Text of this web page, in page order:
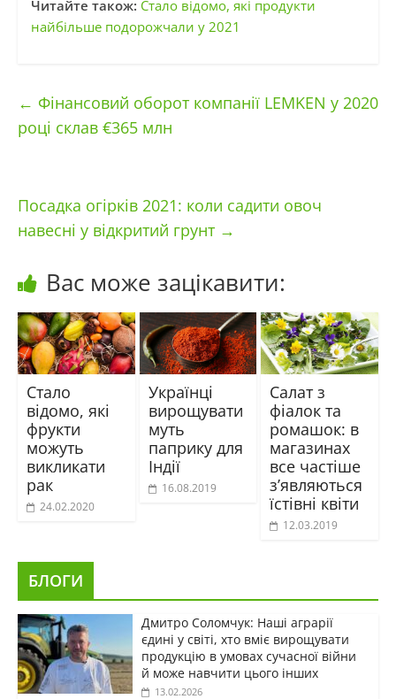
Читайте також: Стало відомо, які продукти
найбільше подорожчали у 2021
← Фінансовий оборот компанії LEMKEN у 2020
році склав €365 млн
Посадка огірків 2021: коли садити овоч
навесні у відкритий грунт →
Вас може зацікавити:
Стало
відомо, які
фрукти
можуть
викликати
рак
24.02.2020
Українці
вирощувати
муть
паприку для
Індії
16.08.2019
Салат з
фіалок та
ромашок: в
магазинах
все частіше
з’являються
їстівні квіти
12.03.2019
БЛОГИ
Дмитро Соломчук: Наші аграрії
єдині у світі, хто вміє вирощувати
продукцію в умовах сучасної війни
й може навчити цього інших
13.02.2026